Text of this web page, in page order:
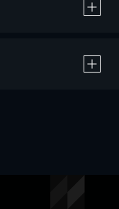
作品の購入 / レンタルです。
20％のポイント還元です。